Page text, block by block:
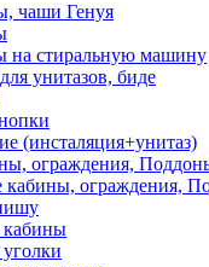
чаши Генуя
на стиральную машину
унитазов, биде
(инсталяция+унитаз)
ограждения,
ограждения,